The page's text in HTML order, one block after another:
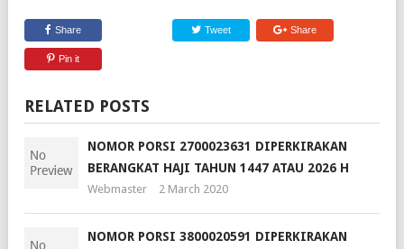
Share Tweet Share
Pin it
RELATED POSTS
NOMOR PORSI 2700023631 DIPERKIRAKAN
BERANGKAT HAJI TAHUN 1447 ATAU 2026 H
Webmaster 2 March 2020
NOMOR PORSI 3800020591 DIPERKIRAKAN